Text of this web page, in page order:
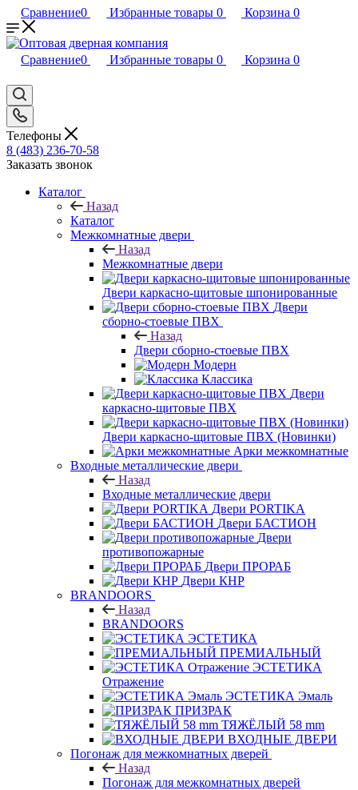
Сравнение0 Избранные товары 0 Корзина 0
Сравнение0 Избранные товары 0 Корзина 0
Телефоны
8 (483) 236-70-58
Заказать звонок
Каталог
Назад
Каталог
Межкомнатные двери
Назад
Межкомнатные двери
Двери каркасно-щитовые шпонированные
Двери
сборно-стоевые ПВХ
Назад
Двери сборно-стоевые ПВХ
Модерн
Классика
Двери
каркасно-щитовые ПВХ
Двери каркасно-щитовые ПВХ (Новинки)
Арки межкомнатные
Входные металлические двери
Назад
Входные металлические двери
Двери PORTIKA
Двери БАСТИОН
Двери
противопожарные
Двери ПРОРАБ
Двери КНР
BRANDOORS
Назад
BRANDOORS
ЭСТЕТИКА
ПРЕМИАЛЬНЫЙ
ЭСТЕТИКА
Отражение
ЭСТЕТИКА Эмаль
ПРИЗРАК
ТЯЖЁЛЫЙ 58 mm
ВХОДНЫЕ ДВЕРИ
Погонаж для межкомнатных дверей
Назад
Погонаж для межкомнатных дверей